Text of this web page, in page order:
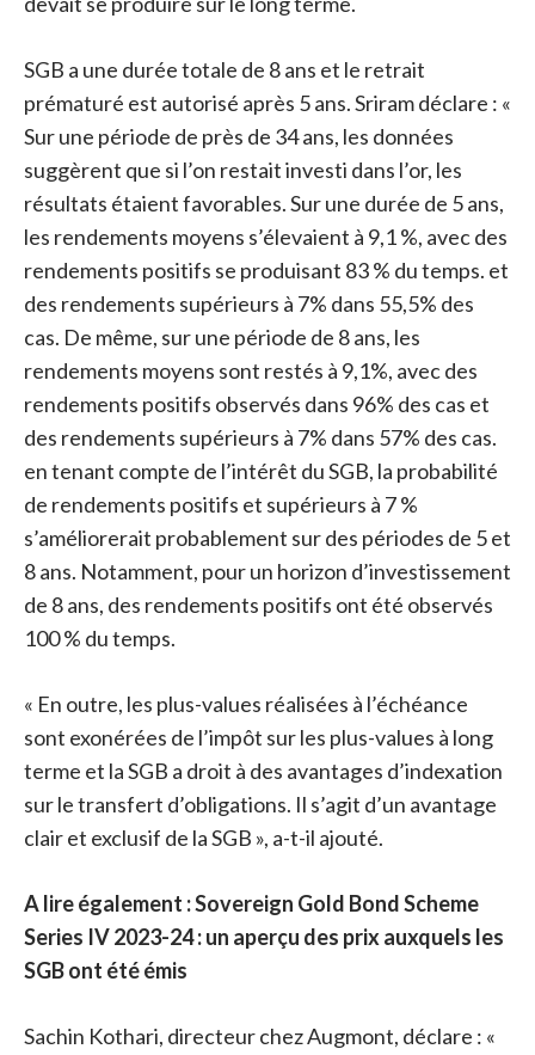
SGB ​​a une durée totale de 8 ans et le retrait
prématuré est autorisé après 5 ans. Sriram déclare : «
Sur une période de près de 34 ans, les données
suggèrent que si l’on restait investi dans l’or, les
résultats étaient favorables. Sur une durée de 5 ans,
les rendements moyens s’élevaient à 9,1 %, avec des
rendements positifs se produisant 83 % du temps. et
des rendements supérieurs à 7% dans 55,5% des
cas. De même, sur une période de 8 ans, les
rendements moyens sont restés à 9,1%, avec des
rendements positifs observés dans 96% des cas et
des rendements supérieurs à 7% dans 57% des cas.
en tenant compte de l’intérêt du SGB, la probabilité
de rendements positifs et supérieurs à 7 %
s’améliorerait probablement sur des périodes de 5 et
8 ans. Notamment, pour un horizon d’investissement
de 8 ans, des rendements positifs ont été observés
100 % du temps.
« En outre, les plus-values ​​réalisées à l’échéance
sont exonérées de l’impôt sur les plus-values ​​à long
terme et la SGB a droit à des avantages d’indexation
sur le transfert d’obligations. Il s’agit d’un avantage
clair et exclusif de la SGB », a-t-il ajouté.
A lire également : Sovereign Gold Bond Scheme
Series IV 2023-24 : un aperçu des prix auxquels les
SGB ont été émis
Sachin Kothari, directeur chez Augmont, déclare : «